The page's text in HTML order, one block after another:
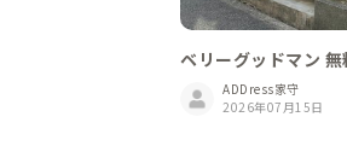
ベリーグッドマン
ADDress家守
2026年07月15日